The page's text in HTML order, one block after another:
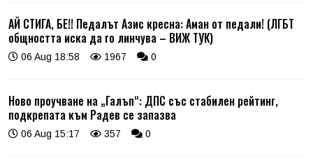
АЙ СТИГА, БЕ!! Педалът Азис кресна: Аман от педали! (ЛГБТ
общността иска да го линчува – ВИЖ ТУК)
06 Aug 18:58 1967 0
Ново проучване на „Галъп“: ДПС със стабилен рейтинг,
подкрепата към Радев се запазва
06 Aug 15:17 357 0